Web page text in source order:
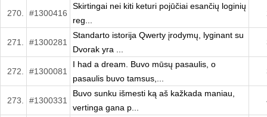
270. #1300416
Skirtingai nei kiti keturi pojūčiai esančių loginių
reg...
271. #1300281
Standarto istorija Qwerty įrodymų, lyginant su
Dvorak yra ...
272. #1300081
I had a dream. Buvo mūsų pasaulis, o
pasaulis buvo tamsus,...
273. #1300331
Buvo sunku išmesti ką aš kažkada maniau,
vertinga gana p...